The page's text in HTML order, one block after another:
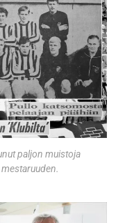
paljon muistoja